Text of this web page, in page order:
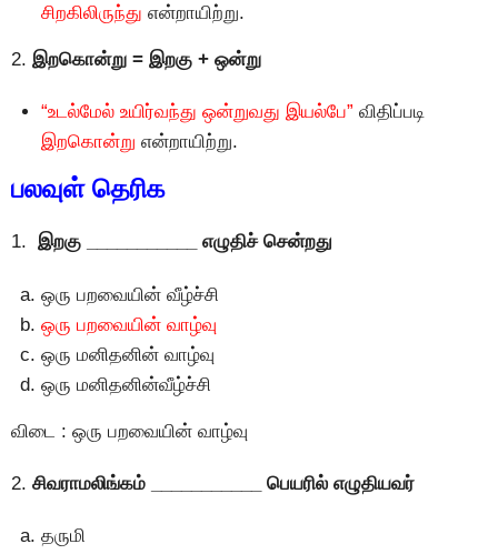
சிறகிலிருந்து என்றாயிற்று.
2. இறகொன்று = இறகு + ஒன்று
“உடல்மேல் உயிர்வந்து ஒன்றுவது இயல்பே” விதிப்படி
இறகொன்று என்றாயிற்று.
பலவுள் தெரிக
1. இறகு ___________ எழுதிச் சென்றது
ஒரு பறவையின் வீழ்ச்சி
ஒரு பறவையின் வாழ்வு
ஒரு மனிதனின் வாழ்வு
ஒரு மனிதனின்வீழ்ச்சி
விடை : ஒரு பறவையின் வாழ்வு
2. சிவராமலிங்கம் ___________ பெயரில் எழுதியவர்
தருமி